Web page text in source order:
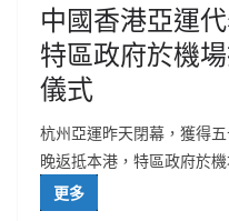
中國香港亞運
特區政府於機
儀式
杭州亞運昨天閉幕，獲得
晚返抵本港，特區政府於
更多